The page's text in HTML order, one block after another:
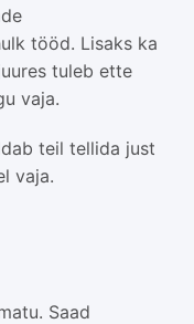
tööd. Lisaks ka
tuleb ette
vaja.
teil tellida just
vaja.
Saad